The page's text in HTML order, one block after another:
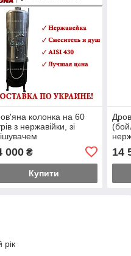
колонка на 60
з нержавійки, зі
000₴
Купити
14
рік